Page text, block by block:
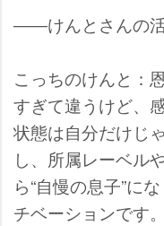
――けんとさんの活
こっちのけんと：
すぎて違うけど、
状態は自分だけじ
し、所属レーベル
ら“自慢の息子”に
チベーションです